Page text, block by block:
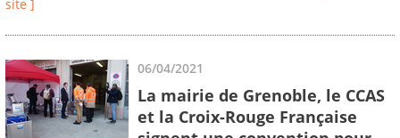
site ]
06/04/2021
La mairie de Grenoble, le CCAS
et la Croix-Rouge Française